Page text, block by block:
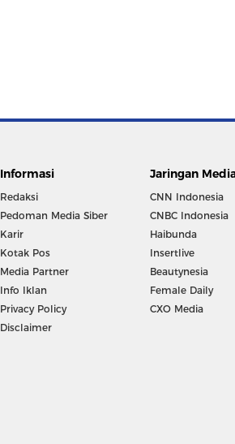
Informasi
Redaksi
Pedoman Media Siber
Karir
Kotak Pos
Media Partner
Info Iklan
Privacy Policy
Disclaimer
Jaringan
CNN Indonesia
CNBC Indonesia
Haibunda
Insertlive
Beautynesia
Female Daily
CXO Media